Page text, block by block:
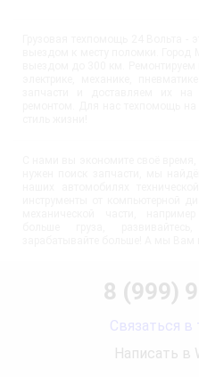
8 (999)
Связаться в
Написать в